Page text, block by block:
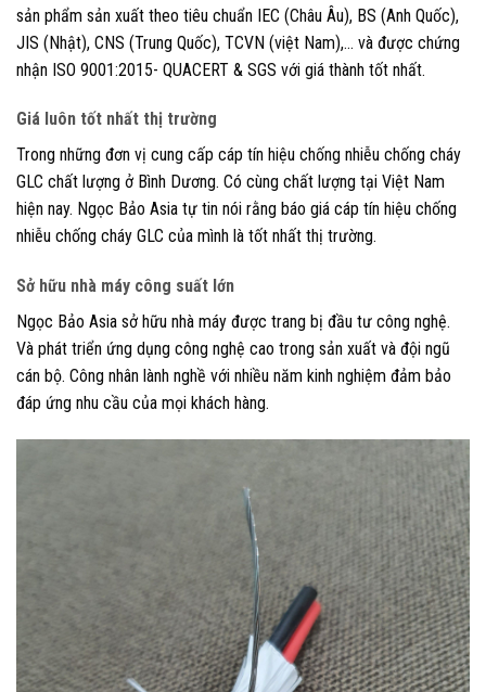
sản phẩm sản xuất theo tiêu chuẩn IEC (Châu Âu), BS (Anh Quốc),
JIS (Nhật), CNS (Trung Quốc), TCVN (việt Nam),… và được chứng
nhận ISO 9001:2015- QUACERT & SGS với giá thành tốt nhất.
Giá luôn tốt nhất thị trường
Trong những đơn vị cung cấp cáp tín hiệu chống nhiễu chống cháy
GLC chất lượng ở Bình Dương. Có cùng chất lượng tại Việt Nam
hiện nay. Ngọc Bảo Asia tự tin nói rằng báo giá cáp tín hiệu chống
nhiễu chống cháy GLC của mình là tốt nhất thị trường.
Sở hữu nhà máy công suất lớn
Ngọc Bảo Asia sở hữu nhà máy được trang bị đầu tư công nghệ.
Và phát triển ứng dụng công nghệ cao trong sản xuất và đội ngũ
cán bộ. Công nhân lành nghề với nhiều năm kinh nghiệm đảm bảo
đáp ứng nhu cầu của mọi khách hàng.